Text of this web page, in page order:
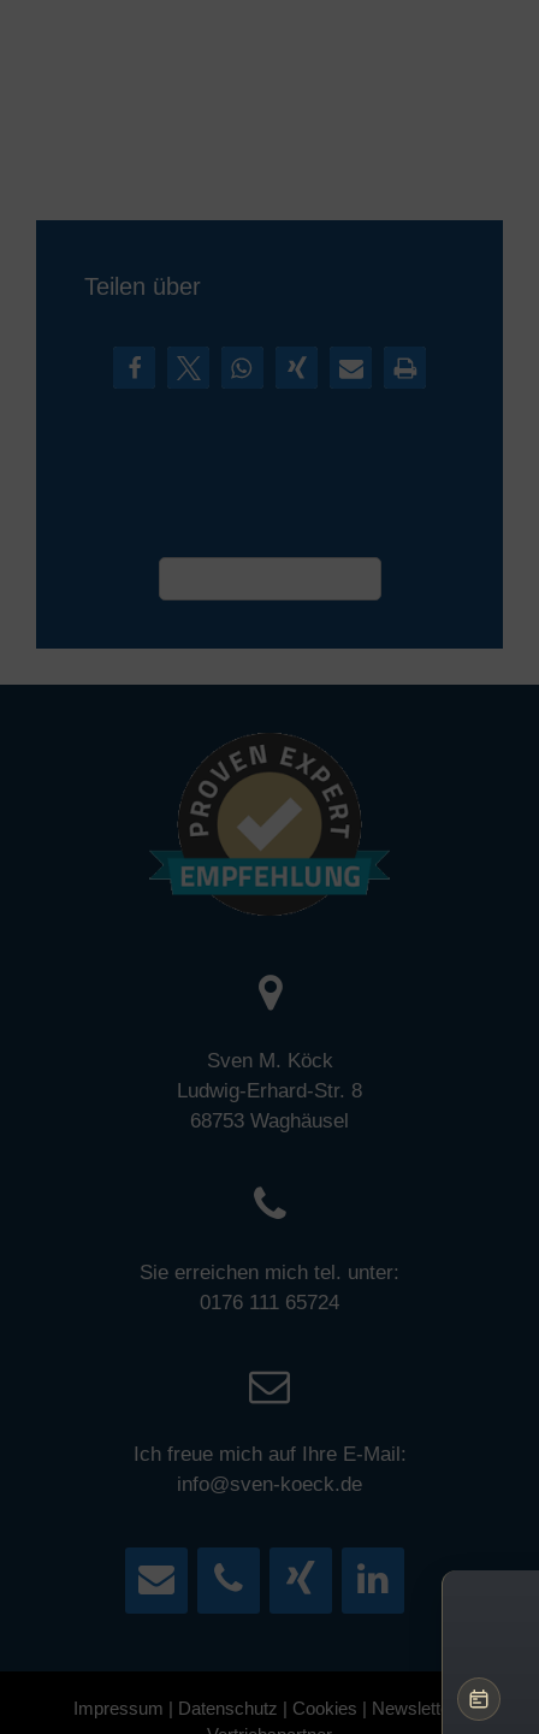
Teilen über
Sven M. Köck
Ludwig-Erhard-Str. 8
68753 Waghäusel
Sie erreichen mich tel. unter:
0176 111 65724
Ich freue mich auf Ihre E-Mail:
info@sven-koeck.de
Impressum | Datenschutz | Cookies | Newsletter |